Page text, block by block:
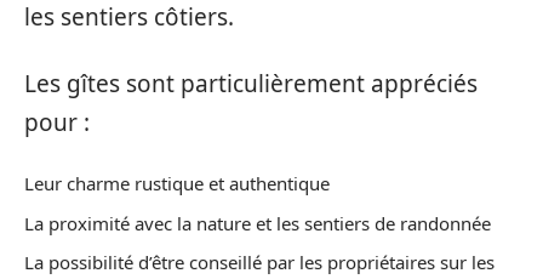
les sentiers côtiers.
Les gîtes sont particulièrement appréciés
pour :
Leur charme rustique et authentique
La proximité avec la nature et les sentiers de randonnée
La possibilité d’être conseillé par les propriétaires sur les